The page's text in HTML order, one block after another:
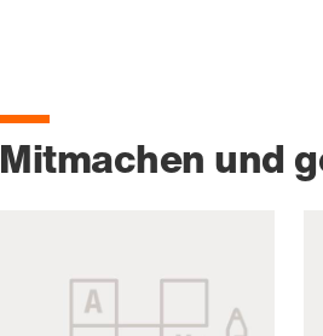
Mitmachen und